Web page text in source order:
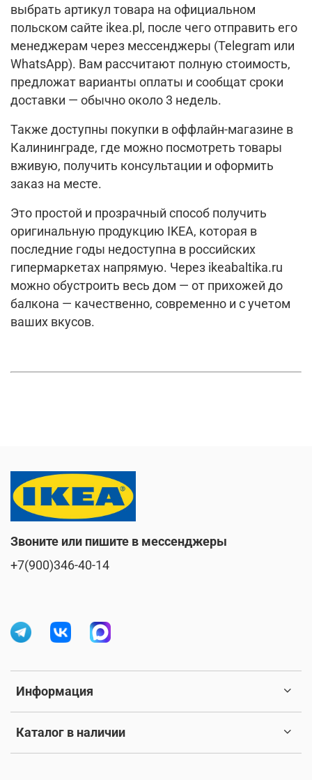
выбрать артикул товара на официальном
польском сайте ikea.pl, после чего отправить его
менеджерам через мессенджеры (Telegram или
WhatsApp). Вам рассчитают полную стоимость,
предложат варианты оплаты и сообщат сроки
доставки — обычно около 3 недель.
Также доступны покупки в оффлайн-магазине в
Калининграде, где можно посмотреть товары
вживую, получить консультации и оформить
заказ на месте.
Это простой и прозрачный способ получить
оригинальную продукцию IKEA, которая в
последние годы недоступна в российских
гипермаркетах напрямую. Через ikeabaltika.ru
можно обустроить весь дом — от прихожей до
балкона — качественно, современно и с учетом
ваших вкусов.
Информация
Каталог в наличии
Звоните или пишите в мессенджеры
+7(900)346-40-14